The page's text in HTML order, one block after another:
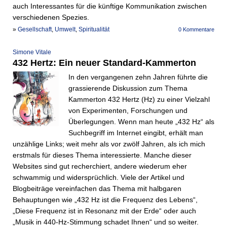
auch Interessantes für die künftige Kommunikation zwischen
verschiedenen Spezies.
0 Kommentare
» Gesellschaft, Umwelt, Spiritualität
Simone Vitale
432 Hertz: Ein neuer Standard-Kammerton
In den vergangenen zehn Jahren führte die
grassierende Diskussion zum Thema
Kammerton 432 Hertz (Hz) zu einer Vielzahl
von Experimenten, Forschungen und
Überlegungen. Wenn man heute „432 Hz“ als
Suchbegriff im Internet eingibt, erhält man
unzählige Links; weit mehr als vor zwölf Jahren, als ich mich
erstmals für dieses Thema interessierte. Manche dieser
Websites sind gut recherchiert, andere wiederum eher
schwammig und widersprüchlich. Viele der Artikel und
Blogbeiträge vereinfachen das Thema mit halbgaren
Behauptungen wie „432 Hz ist die Frequenz des Lebens“,
„Diese Frequenz ist in Resonanz mit der Erde“ oder auch
„Musik in 440-Hz-Stimmung schadet Ihnen“ und so weiter.